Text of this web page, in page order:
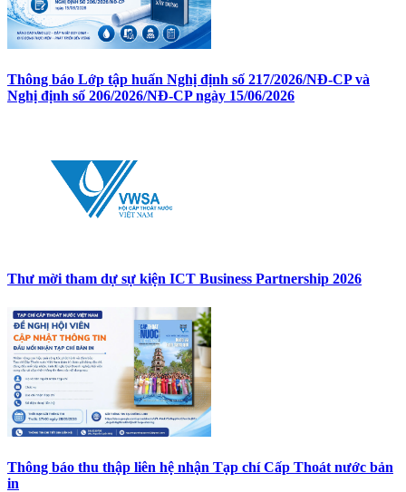
Thông báo Lớp tập huấn Nghị định số 217/2026/NĐ-CP và
Nghị định số 206/2026/NĐ-CP ngày 15/06/2026
Thư mời tham dự sự kiện ICT Business Partnership 2026
Thông báo thu thập liên hệ nhận Tạp chí Cấp Thoát nước bản
in